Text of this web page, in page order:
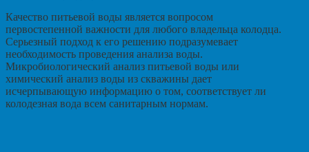
Качество питьевой воды является вопросом
первостепенной важности для любого владельца колодца.
Серьезный подход к его решению подразумевает
необходимость проведения анализа воды.
Микробиологический анализ питьевой воды или
химический анализ воды из скважины дает
исчерпывающую информацию о том, соответствует ли
колодезная вода всем санитарным нормам.